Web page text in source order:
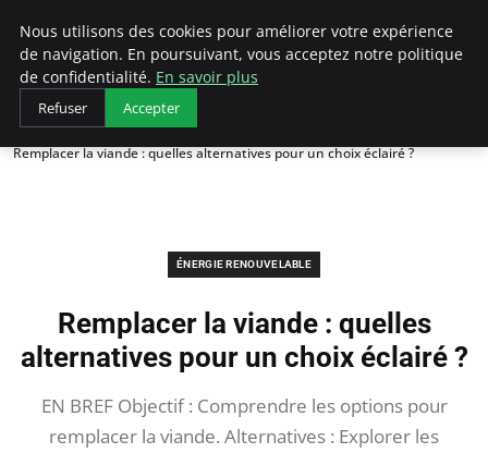
Arcticclimateemergency
Accueil
Énergie renouvelable
Remplacer la viande : quelles alternatives pour un choix éclairé ?
ÉNERGIE RENOUVELABLE
Remplacer la viande : quelles
alternatives pour un choix éclairé ?
EN BREF Objectif : Comprendre les options pour
remplacer la viande. Alternatives : Explorer les
Nous utilisons des cookies pour améliorer votre expérience
de navigation. En poursuivant, vous acceptez notre politique
de confidentialité. En savoir plus
Refuser Accepter